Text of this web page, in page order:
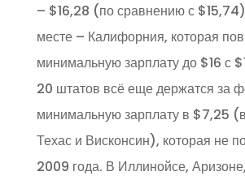
– $16,28 (по сравнению с
месте – Калифорния, которая
минимальную зарплату до $16 с
20 штатов всё еще держатся за
минимальную зарплату в $7,25
Техас и Висконсин), которая не
2009 года. В Иллинойсе,